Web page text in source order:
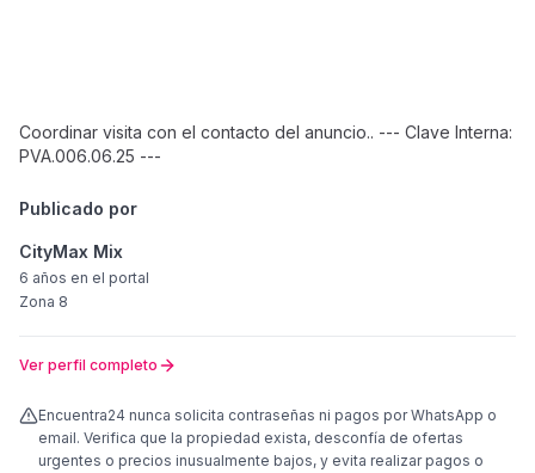
Coordinar visita con el contacto del anuncio.. --- Clave Interna:
PVA.006.06.25 ---
Publicado por
CityMax Mix
6 años en el portal
Zona 8
Ver perfil completo
Encuentra24 nunca solicita contraseñas ni pagos por WhatsApp o
email. Verifica que la propiedad exista, desconfía de ofertas
urgentes o precios inusualmente bajos, y evita realizar pagos o